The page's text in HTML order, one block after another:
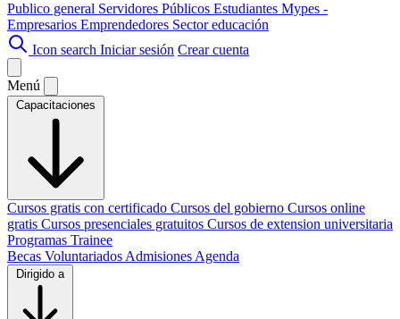
Publico general Servidores Públicos Estudiantes Mypes -
Empresarios Emprendedores Sector educación
Icon search Iniciar sesión Crear cuenta
Menú
Capacitaciones
Cursos gratis con certificado Cursos del gobierno Cursos online
gratis Cursos presenciales gratuitos Cursos de extension universitaria
Programas Trainee
Becas Voluntariados Admisiones Agenda
Dirigido a